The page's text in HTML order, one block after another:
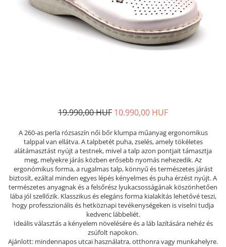
Női nyitott papucs - DOSS
Női szandál - DOSS
Férfi nyitott papucs - DOSS
Női nyitott papucs - Medi+
Női szandál
LEON KLOMPE LÁBBELI
Női csukott papucs - Leon
Férfi csukott papucs - Leon
Női nyitott papucs - Leon
Női szandál - Leon
Férfi nyitott papucs
NYÁRI NŐI LÁBBELI KOLLEKCIÓ
Szandál
19.990,00 HUF 10.990,00 HUF
A 260-as perla rózsaszín női bőr klumpa műanyag ergonomikus
talppal van ellátva. A talpbetét puha, zselés, amely tökéletes
alátámasztást nyújt a testnek, mivel a talp azon pontjait támasztja
meg, melyekre járás közben erősebb nyomás nehezedik. Az
ergonómikus forma, a rugalmas talp, könnyű és természetes járást
biztosít, ezáltal minden egyes lépés kényelmes és puha érzést nyújt. A
természetes anyagnak és a felsőrész lyukacsosságának köszönhetően
lába jól szellőzik. Klasszikus és elegáns forma kialakítás lehetővé teszi,
hogy professzionális és hetköznapi tevékenységeken is viselni tudja
kedvenc lábbeliét.
Ideális választás a kényelem növelésére és a láb lazítására nehéz és
zsúfolt napokon.
Ajánlott: mindennapos utcai használatra, otthonra vagy munkahelyre.